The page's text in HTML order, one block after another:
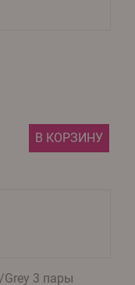
В КОРЗИНУ
3 пары